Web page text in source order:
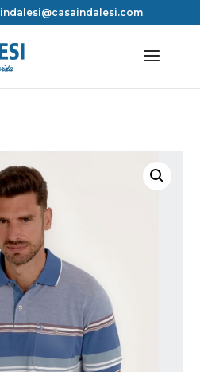
indalesi@casaindalesi.com